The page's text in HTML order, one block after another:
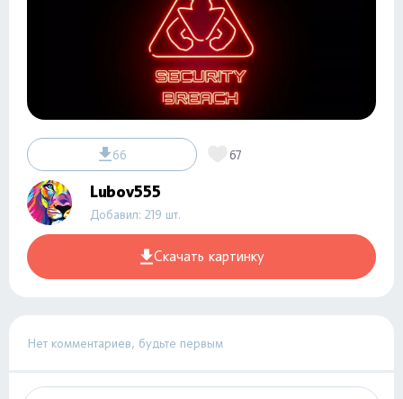
66 67
Lubov555
Добавил: 219 шт.
Скачать картинку
Нет комментариев, будьте первым